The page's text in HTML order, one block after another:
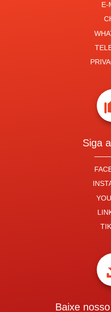
E-
Siga a
Baixe nosso